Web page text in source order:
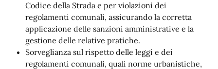
Codice della Strada e per violazioni dei
regolamenti comunali, assicurando la corretta
applicazione delle sanzioni amministrative e la
gestione delle relative pratiche.
Sorveglianza sul rispetto delle leggi e dei
regolamenti comunali, quali norme urbanistiche,